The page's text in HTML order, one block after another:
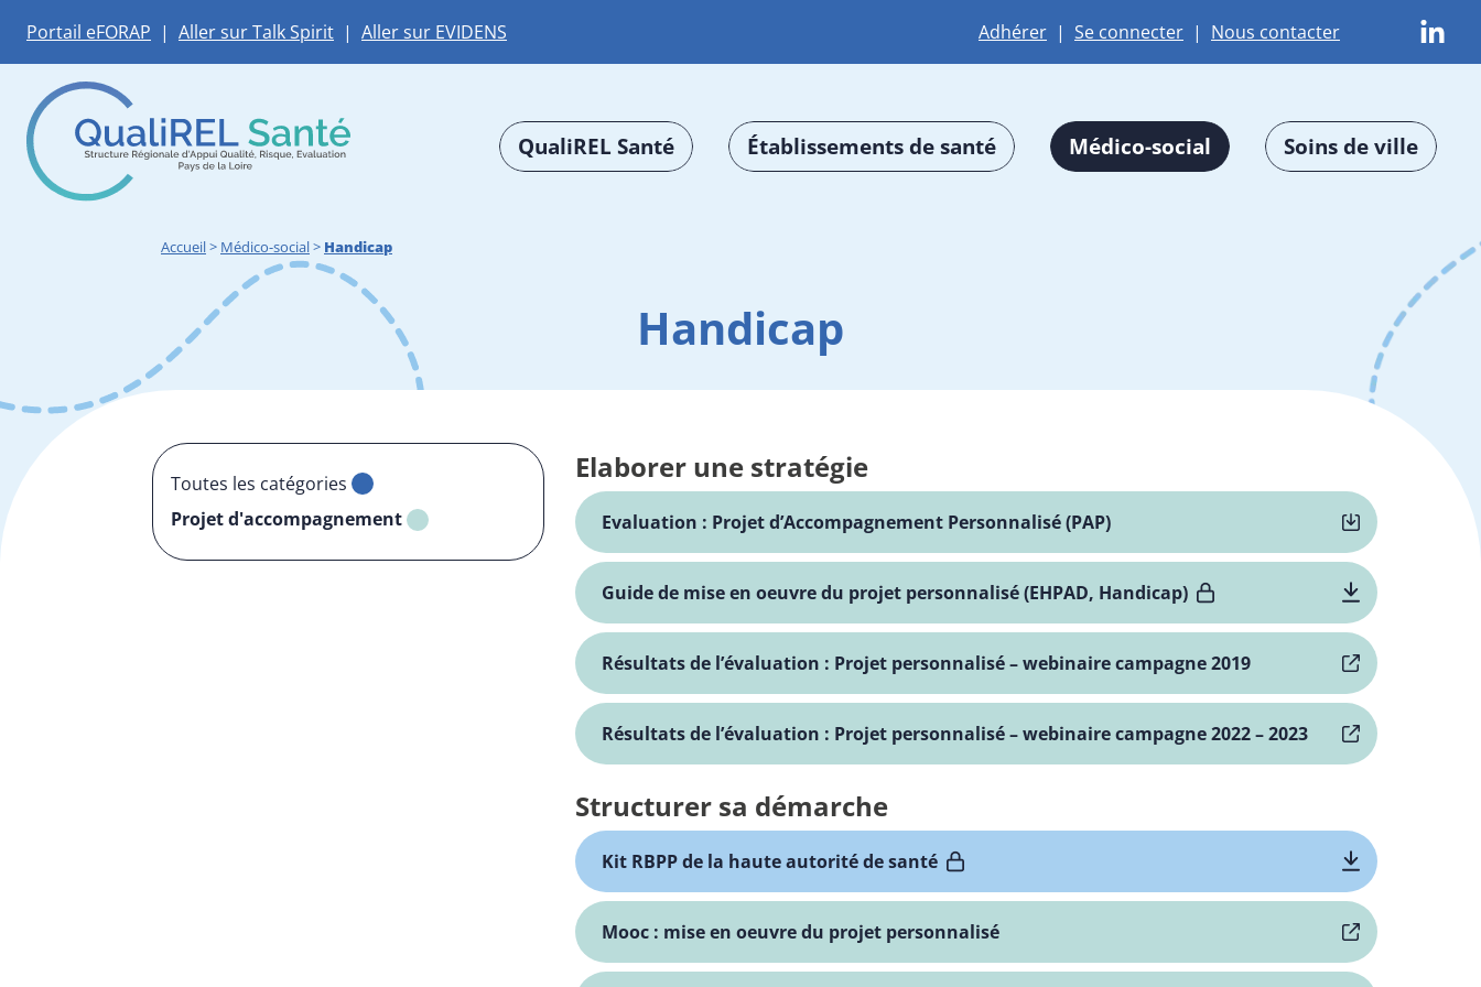
Portail eFORAP | Aller sur Talk Spirit | Aller sur EVIDENS Adhérer | Se connecter | Nous contacter
QualiREL Santé Établissements de santé Médico-social Soins de ville
Accueil> Médico-social> Handicap
Handicap
Toutes les catégories
Projet d'accompagnement
Elaborer une stratégie
Evaluation : Projet d’Accompagnement Personnalisé (PAP)
Guide de mise en oeuvre du projet personnalisé (EHPAD, Handicap)
Résultats de l’évaluation : Projet personnalisé – webinaire campagne 2019
Résultats de l’évaluation : Projet personnalisé – webinaire campagne 2022 – 2023
Structurer sa démarche
Kit RBPP de la haute autorité de santé
Mooc : mise en oeuvre du projet personnalisé